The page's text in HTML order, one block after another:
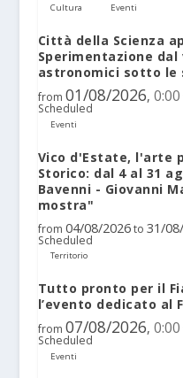
Cultura Eventi
Città della Scienza
Sperimentazione
astronomici sotto le
from 01/08/2026, 0:00
Scheduled
Eventi
Vico d'Estate, l'arte
Storico: dal 4 al 31
Bavenni - Giovanni
mostra"
from 04/08/2026 to 31/
Scheduled
Territorio
Tutto pronto per il
l’evento dedicato al
from 07/08/2026, 0:00
Scheduled
Eventi